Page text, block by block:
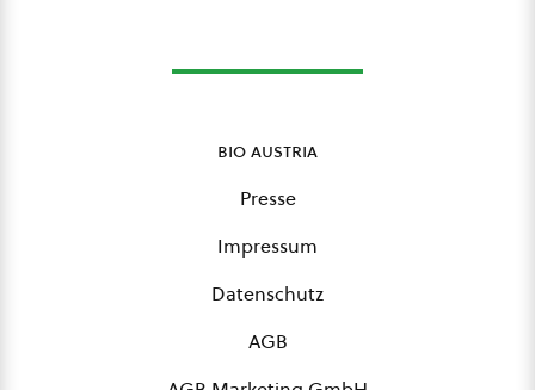
bio austria
Presse
Impressum
Datenschutz
AGB